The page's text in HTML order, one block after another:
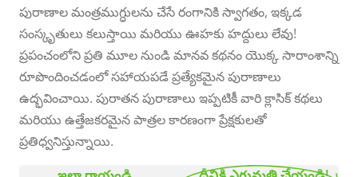
పురాణాల మంత్రముగ్ధులను చేసే రంగానికి స్వాగతం, ఇక్కడ
సంస్కృతులు కలుస్తాయి మరియు ఊహకు హద్దులు లేవు!
ప్రపంచంలోని ప్రతి మూల నుండి మానవ కథనం యొక్క సారాంశాన్ని
రూపొందించడంలో సహాయపడే ప్రత్యేకమైన పురాణాలు
ఉద్భవించాయి. పురాతన పురాణాలు ఇప్పటికీ వారి క్లాసిక్ కథలు
మరియు ఉత్తేజకరమైన పాత్రల కారణంగా ప్రేక్షకులతో
ప్రతిధ్వనిస్తున్నాయి.